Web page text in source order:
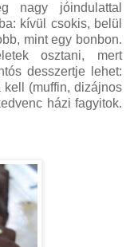
nagy jóindulattal
kívül csokis, belül
mint egy bonbon.
osztani, mert
desszertje lehet:
kell (muffin, dizájnos
házi fagyitok.